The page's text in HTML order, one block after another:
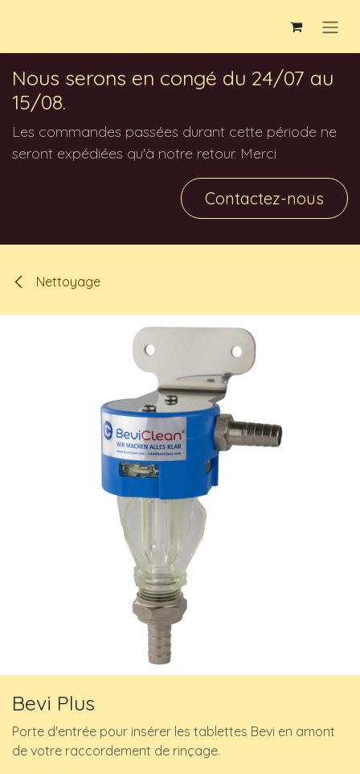
Nous serons en congé du 24/07 au
15/08.
Les commandes passées durant cette période ne
seront expédiées qu'à notre retour. Merci
Contactez-nous
Nettoyage
Bevi Plus
Porte d'entrée pour insérer les tablettes Bevi en amont
de votre raccordement de rinçage.